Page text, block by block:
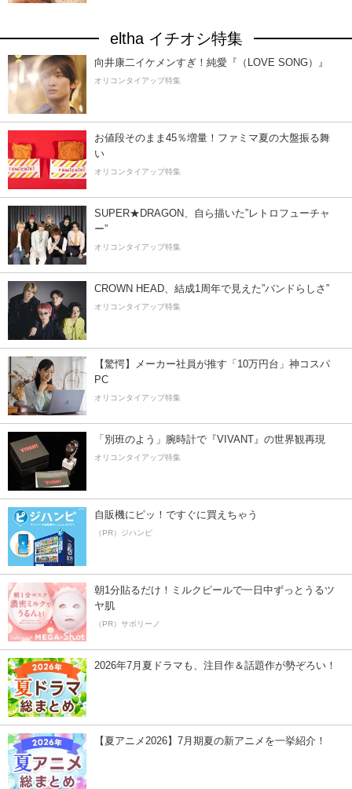
eltha イチオシ特集
向井康二イケメンすぎ！純愛『（LOVE SONG）』
オリコンタイアップ特集
お値段そのまま45％増量！ファミマ夏の大盤振る舞
い
オリコンタイアップ特集
SUPER★DRAGON、自ら描いた”レトロフューチャ
ー”
オリコンタイアップ特集
CROWN HEAD、結成1周年で見えた”バンドらしさ”
オリコンタイアップ特集
【驚愕】メーカー社員が推す「10万円台」神コスパ
PC
オリコンタイアップ特集
「別班のよう」腕時計で『VIVANT』の世界観再現
オリコンタイアップ特集
自販機にピッ！ですぐに買えちゃう
（PR）ジハンピ
朝1分貼るだけ！ミルクピールで一日中ずっとうるツ
ヤ肌
（PR）サボリーノ
2026年7月夏ドラマも、注目作＆話題作が勢ぞろい！
【夏アニメ2026】7月期夏の新アニメを一挙紹介！